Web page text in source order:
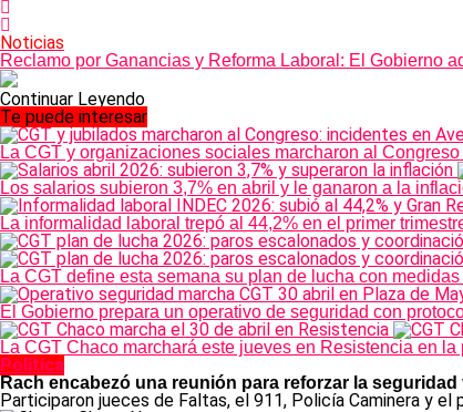
Noticias
Reclamo por Ganancias y Reforma Laboral: El Gobierno
Continuar Leyendo
Te puede interesar
La CGT y organizaciones sociales marcharon al
Los salarios subieron 3,7% en abril y le ganaron a la
La informalidad laboral trepó al 44,2% en el primer
La CGT define esta semana su plan de lucha con
El Gobierno prepara un operativo de seguridad con
La CGT Chaco marchará este jueves en Resistencia en
Política
Rach encabezó una reunión para reforzar la seguridad
Participaron jueces de Faltas, el 911, Policía Caminera y